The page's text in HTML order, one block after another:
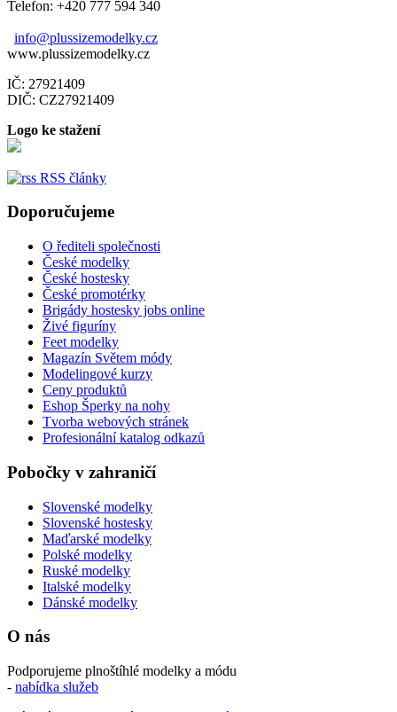
Telefon: +420 777 594 340
info@plussizemodelky.cz
www.plussizemodelky.cz
IČ: 27921409
DIČ: CZ27921409
Logo ke stažení
RSS články
Doporučujeme
O řediteli společnosti
České modelky
České hostesky
České promotérky
Brigády hostesky jobs online
Živé figuríny
Feet modelky
Magazín Světem módy
Modelingové kurzy
Ceny produktů
Eshop Šperky na nohy
Tvorba webových stránek
Profesionální katalog odkazů
Pobočky v zahraničí
Slovenské modelky
Slovenské hostesky
Maďarské modelky
Polské modelky
Ruské modelky
Italské modelky
Dánské modelky
O nás
Podporujeme plnoštíhlé modelky a módu
- nabídka služeb